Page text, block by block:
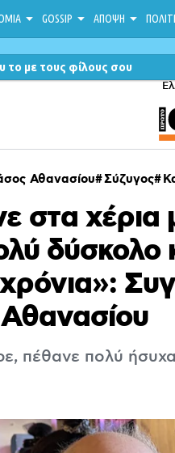
GOSSIP ΑΠΟΨΗ
με τους φίλους σου